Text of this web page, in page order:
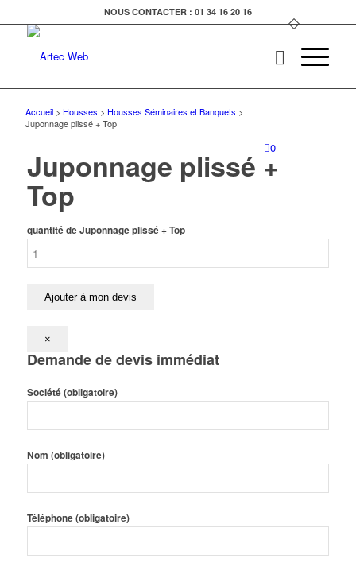
NOUS CONTACTER : 01 34 16 20 16
0
Accueil> Housses > Housses Séminaires et Banquets >
Juponnage plissé + Top
Juponnage plissé +
Top
quantité de Juponnage plissé + Top
Ajouter à mon devis
×
Demande de devis immédiat
Société (obligatoire)
Nom (obligatoire)
Téléphone (obligatoire)